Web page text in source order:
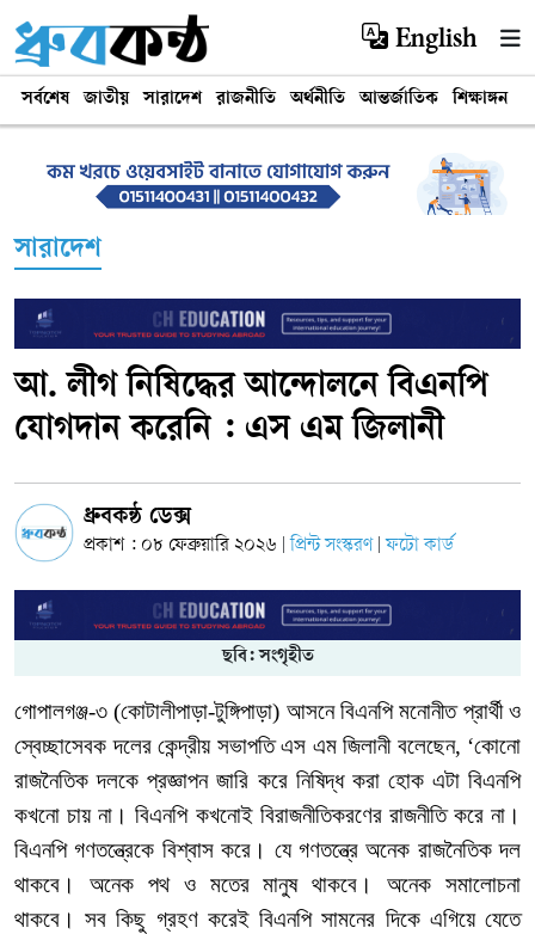
English
সর্বশেষ জাতীয় সারাদেশ রাজনীতি অর্থনীতি আন্তর্জাতিক শিক্ষাঙ্গন
সারাদেশ
আ. লীগ নিষিদ্ধের আন্দোলনে বিএনপি
যোগদান করেনি : এস এম জিলানী
ধ্রুবকন্ঠ ডেক্স
প্রকাশ : ০৮ ফেব্রুয়ারি ২০২৬ প্রিন্ট সংস্করণ ফটো কার্ড
ছবি: সংগৃহীত
গোপালগঞ্জ-৩ (কোটালীপাড়া-টুঙ্গিপাড়া) আসনে বিএনপি মনোনীত প্রার্থী ও
স্বেচ্ছাসেবক দলের কেন্দ্রীয় সভাপতি এস এম জিলানী বলেছেন, ‘কোনো
রাজনৈতিক দলকে প্রজ্ঞাপন জারি করে নিষিদ্ধ করা হোক এটা বিএনপি
কখনো চায় না। বিএনপি কখনোই বিরাজনীতিকরণের রাজনীতি করে না।
বিএনপি গণতন্ত্রেকে বিশ্বাস করে। যে গণতন্ত্রে অনেক রাজনৈতিক দল
থাকবে। অনেক পথ ও মতের মানুষ থাকবে। অনেক সমালোচনা
থাকবে। সব কিছু গ্রহণ করেই বিএনপি সামনের দিকে এগিয়ে যেতে